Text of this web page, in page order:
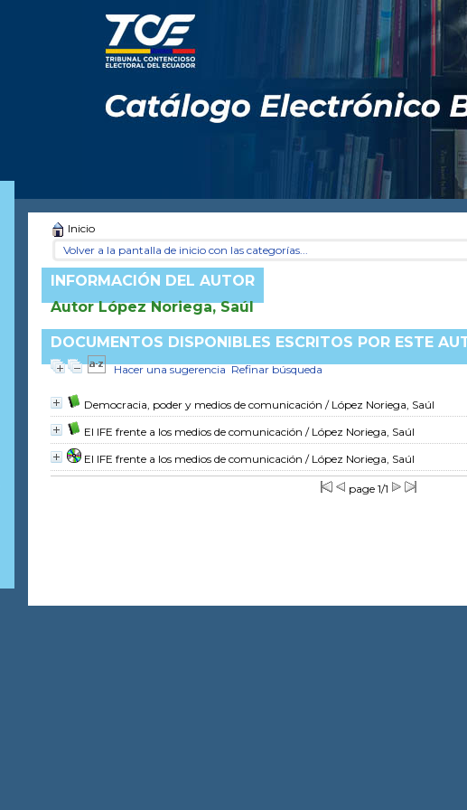
Inicio
Volver a la pantalla de inicio con las categorías...
INFORMACIÓN DEL AUTOR
Autor López Noriega, Saúl
DOCUMENTOS DISPONIBLES ESCRITOS POR ESTE
Hacer una sugerencia Refinar búsqueda
Democracia, poder y medios de comunicación / López Noriega, Saúl
El IFE frente a los medios de comunicación / López Noriega, Saúl
El IFE frente a los medios de comunicación / López Noriega, Saúl
page 1/1